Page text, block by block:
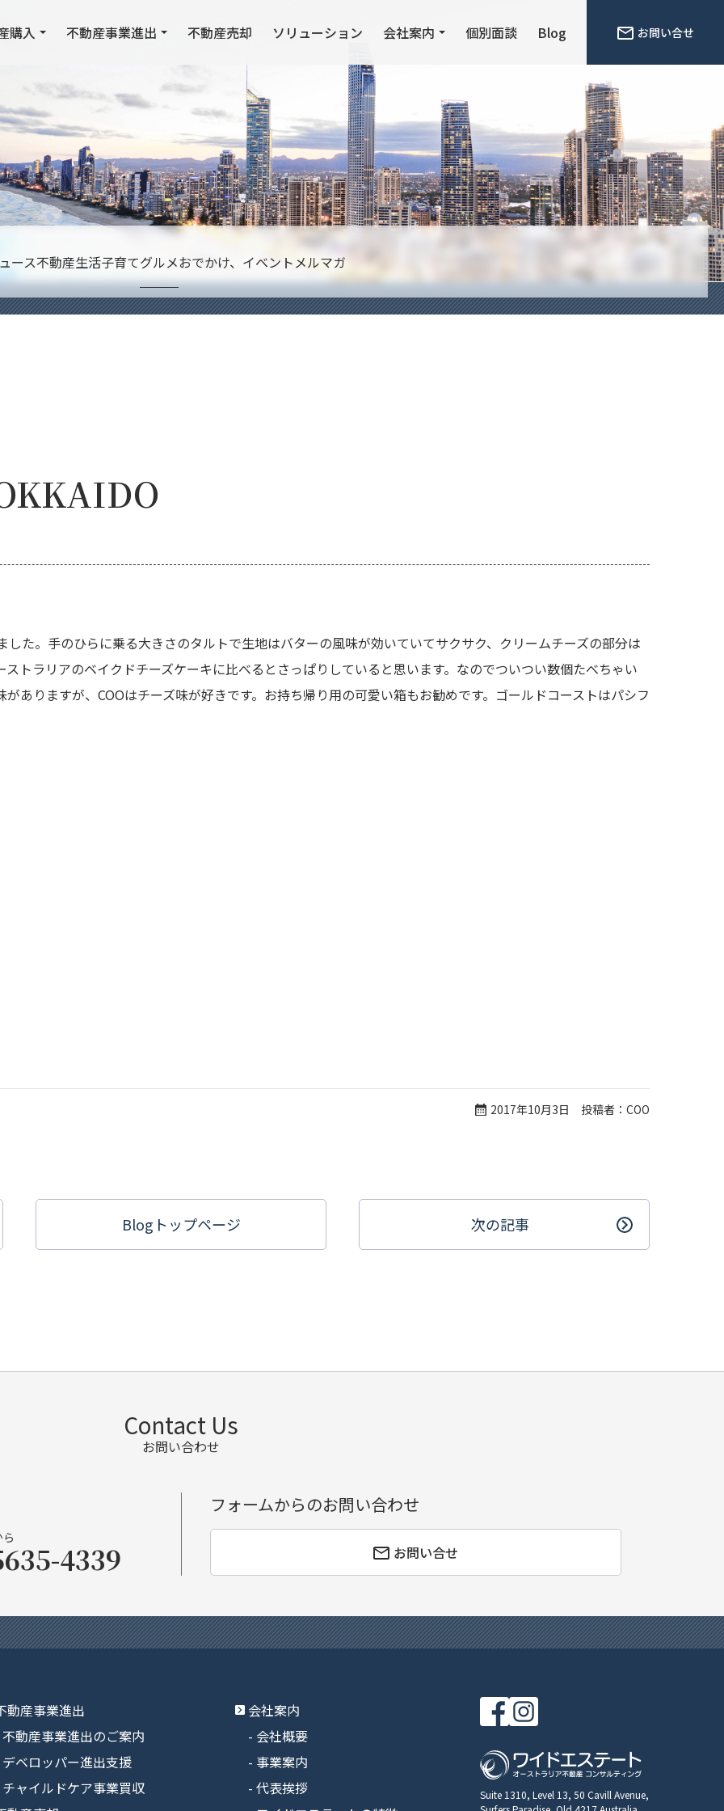
購入 不動産事業進出 不動産売却 ソリューション 会社案内 個別面談 Blog お問い合せ
ース不動産生活子育てグルメおでかけ、イベント メルマガ
した。手のひらに乗る大きさのタルトで生地はバターの風味が効いていてサクサク、クリームチーズの部分は
トラリアのベイクドチーズケーキに比べるとさっぱりしていると思います。なのでついつい数個たべちゃい
ありますが、COOはチーズ味が好きです。お持ち帰り用の可愛い箱もお勧めです。ゴールドコーストはパシフ
2017年10月3日 投稿者：COO
Blogトップページ 次の記事
Contact Us
お問い合わせ
4339
フォームからのお問い合わせ
お問い合せ
動産事業進出
不動産事業進出のご案内
デベロッパー進出支援
チャイルドケア事業買収
会社案内
会社概要
事業案内
代表挨拶
Suite 1310, Level 13, 50 Cavill Avenue,